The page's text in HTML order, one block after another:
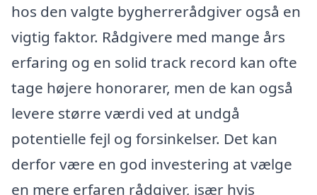
hos den valgte bygherrerådgiver også en
vigtig faktor. Rådgivere med mange års
erfaring og en solid track record kan ofte
tage højere honorarer, men de kan også
levere større værdi ved at undgå
potentielle fejl og forsinkelser. Det kan
derfor være en god investering at vælge
en mere erfaren rådgiver, især hvis